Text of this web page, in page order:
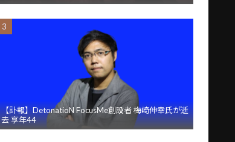
【訃報】DetonatioN FocusMe創設者 梅崎伸幸氏が逝
去 享年44